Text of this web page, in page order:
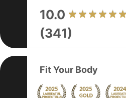
10.0
(341)
Fit Your Body